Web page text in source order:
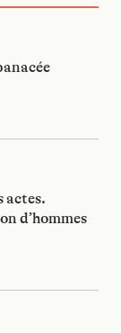
actes.
d’hommes